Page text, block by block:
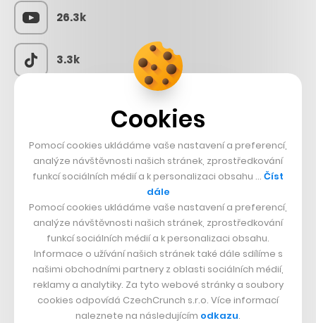
26.3k
3.3k
CZECHCRUNCH JOBSCookies
Pomocí cookies ukládáme vaše nastavení a preferencí,
analýze návštěvnosti našich stránek, zprostředkování
funkcí sociálních médií a k personalizaci obsahu … Číst
dále
Pomocí cookies ukládáme vaše nastavení a preferencí,
analýze návštěvnosti našich stránek, zprostředkování
funkcí sociálních médií a k personalizaci obsahu.
Informace o užívání našich stránek také dále sdílíme s
našimi obchodními partnery z oblasti sociálních médií,
reklamy a analytiky. Za tyto webové stránky a soubory
cookies odpovídá CzechCrunch s.r.o. Více informací
naleznete na následujícím odkazu.